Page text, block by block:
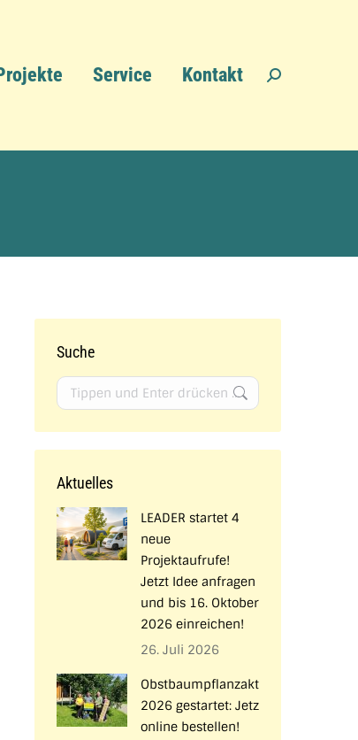
Service Kontakt Search:
Suche
Search:
Aktuelles
LEADER startet 4
neue
Projektaufrufe!
Jetzt Idee anfragen
und bis 16. Oktober
2026 einreichen!
26. Juli 2026
Obstbaumpflanzaktion
2026 gestartet: Jetzt
online bestellen!